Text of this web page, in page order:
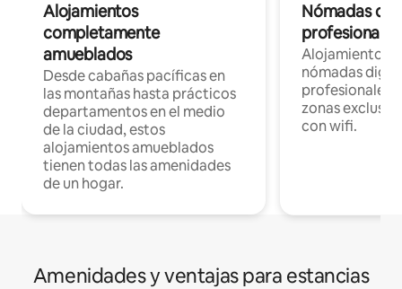
Alojamientos
completamente
amueblados
Desde cabañas pacíficas en
las montañas hasta prácticos
departamentos en el medio
de la ciudad, estos
alojamientos amueblados
tienen todas las amenidades
de un hogar.
Nómadas
Alojamientos
nómadas
profesionales
zonas
con wifi.
Amenidades y ventajas para estancias